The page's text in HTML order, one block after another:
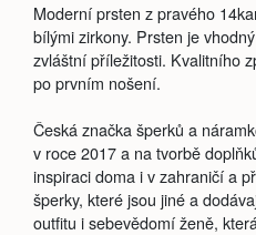
Moderní prsten z pravého
bílými zirkony. Prsten je
zvláštní příležitosti. Kvalitního
po prvním nošení.
Česká značka šperků a
v roce 2017 a na tvorbě
inspiraci doma i v zahraničí a
šperky, které jsou jiné a
outfitu i sebevědomí ženě,